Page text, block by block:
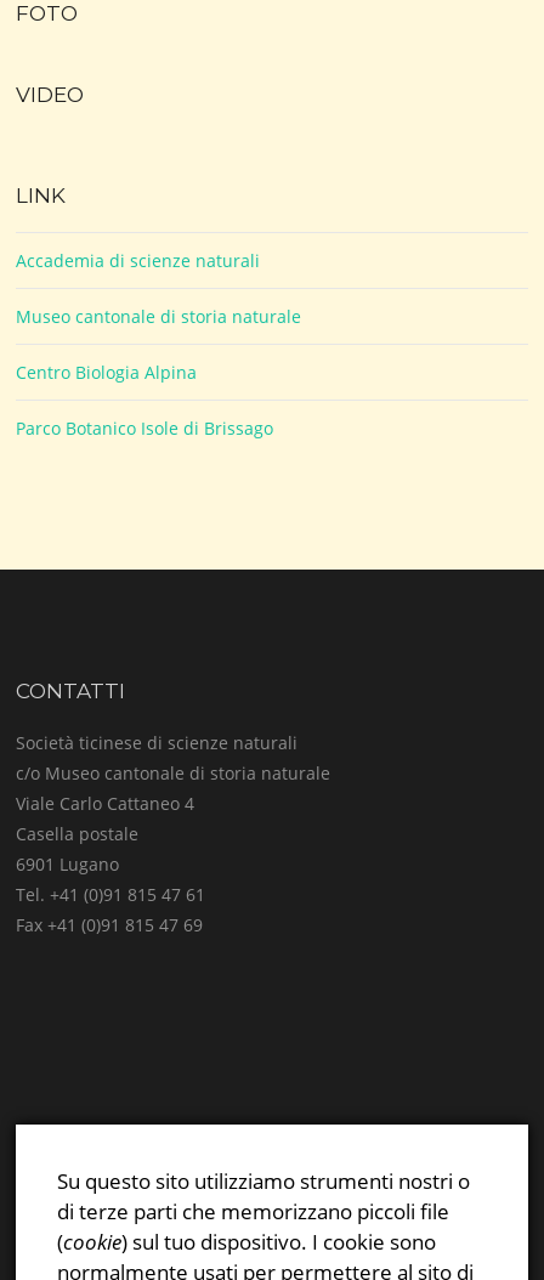
FOTO
VIDEO
LINK
Accademia di scienze naturali
Museo cantonale di storia naturale
Centro Biologia Alpina
Parco Botanico Isole di Brissago
CONTATTI
Società ticinese di scienze naturali
c/o Museo cantonale di storia naturale
Viale Carlo Cattaneo 4
Casella postale
6901 Lugano
Tel. +41 (0)91 815 47 61
Fax +41 (0)91 815 47 69
Instagram
Privacy & Cookies Policy
Su questo sito utilizziamo strumenti nostri o
di terze parti che memorizzano piccoli file
(cookie) sul tuo dispositivo. I cookie sono
normalmente usati per permettere al sito di